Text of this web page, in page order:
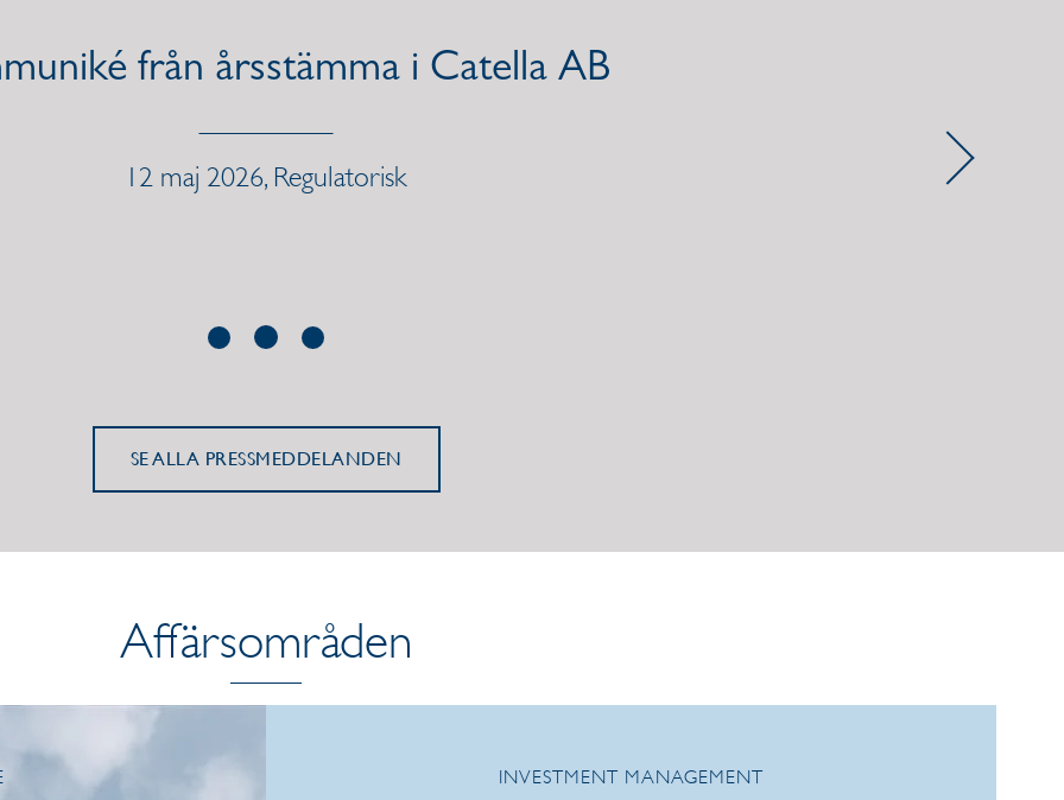
från årsstämma i Catella AB
12 maj 2026, Regulatorisk
Next
SE ALLA PRESSMEDDELANDEN
Affärsområden
INVESTMENT MANAGEMENT